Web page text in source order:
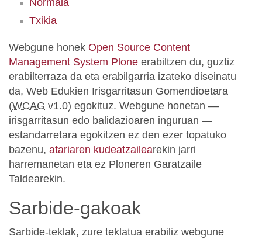
Txikia
Webgune honek Open Source Content
Management System Plone erabiltzen du, guztiz
erabilterraza da eta erabilgarria izateko diseinatu
da, Web Edukien Irisgarritasun Gomendioetara
(WCAG v1.0) egokituz. Webgune honetan —
irisgarritasun edo balidazioaren inguruan —
estandarretara egokitzen ez den ezer topatuko
bazenu, atariaren kudeatzailearekin jarri
harremanetan eta ez Ploneren Garatzaile
Taldearekin.
Sarbide-gakoak
Sarbide-teklak, zure teklatua erabiliz webgune